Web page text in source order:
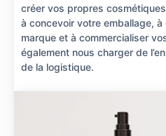
créer vos propres
à concevoir votre emballage,
marque et à commercialiser
également nous charger de
de la logistique.